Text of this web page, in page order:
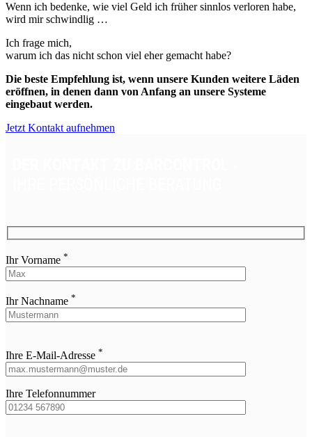
Wenn ich bedenke, wie viel Geld ich früher sinnlos verloren habe,
wird mir schwindlig …
Ich frage mich,
warum ich das nicht schon viel eher gemacht habe?
Die beste Empfehlung ist, wenn unsere Kunden weitere Läden
eröffnen, in denen dann von Anfang an unsere Systeme
eingebaut werden.
Jetzt Kontakt aufnehmen
Ihr Vorname *
Ihr Nachname *
lasse
dieses
Feld
leer.
Ihre E-Mail-Adresse *
Ihre Telefonnummer